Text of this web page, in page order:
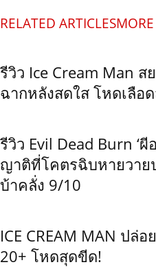
RELATED ARTICLES
รีวิว Ice Cream Man
ฉากหลังสดใส โหดเลือ
รีวิว Evil Dead Burn ‘
ญาติที่โคตรฉิบหายวาย
บ้าคลั่ง 9/10
ICE CREAM MAN ปล่
20+ โหดสุดขีด!